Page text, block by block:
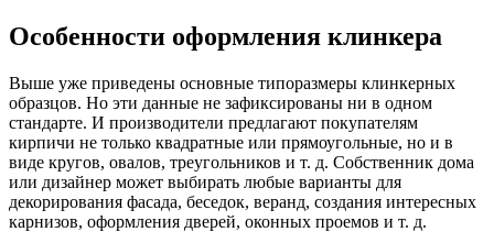
Особенности оформления клинкера
Выше уже приведены основные типоразмеры клинкерных
образцов. Но эти данные не зафиксированы ни в одном
стандарте. И производители предлагают покупателям
кирпичи не только квадратные или прямоугольные, но и в
виде кругов, овалов, треугольников и т. д. Собственник дома
или дизайнер может выбирать любые варианты для
декорирования фасада, беседок, веранд, создания интересных
карнизов, оформления дверей, оконных проемов и т. д.